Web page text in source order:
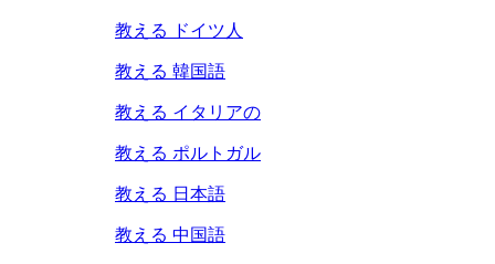
教える ドイツ人
教える 韓国語
教える イタリアの
教える ポルトガル
教える 日本語
教える 中国語